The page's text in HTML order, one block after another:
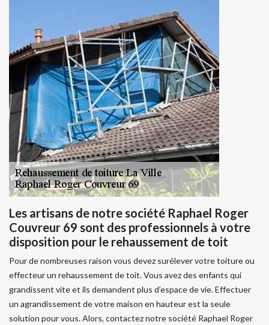
Les artisans de notre société Raphael Roger
Couvreur 69 sont des professionnels à votre
disposition pour le rehaussement de toit
Pour de nombreuses raison vous devez surélever votre toiture ou
effecteur un rehaussement de toit. Vous avez des enfants qui
grandissent vite et ils demandent plus d’espace de vie. Effectuer
un agrandissement de votre maison en hauteur est la seule
solution pour vous. Alors, contactez notre société Raphael Roger